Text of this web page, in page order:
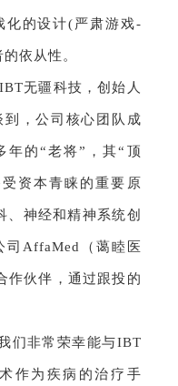
化的设计(严肃游戏-
依从性。
无疆科技，创始人
，公司核心团队成
年的“老将”，其“顶
资本青睐的重要原
、神经和精神系统创
司AffaMed（蔼睦医
作伙伴，通过跟投的
们非常荣幸能与IBT
作为疾病的治疗手